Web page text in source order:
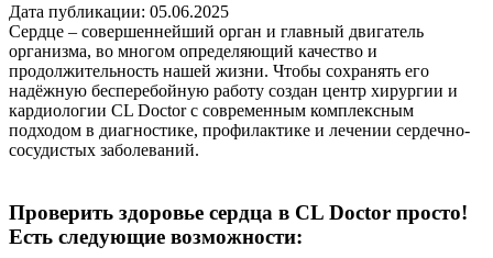
Дата публикации: 05.06.2025
Сердце – совершеннейший орган и главный двигатель
организма, во многом определяющий качество и
продолжительность нашей жизни. Чтобы сохранять его
надёжную бесперебойную работу создан центр хирургии и
кардиологии CL Doctor с современным комплексным
подходом в диагностике, профилактике и лечении сердечно-
сосудистых заболеваний.
Проверить здоровье сердца в CL Doctor просто!
Есть следующие возможности: